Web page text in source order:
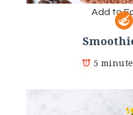
Add to
5 minute